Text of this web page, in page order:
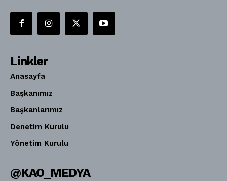
Linkler
Anasayfa
Başkanımız
Başkanlarımız
Denetim Kurulu
Yönetim Kurulu
@KAO_MEDYA